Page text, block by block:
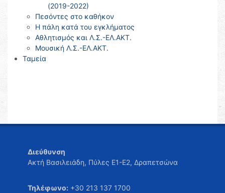
(2019-2022)
Πεσόντες στο καθήκον
Η πάλη κατά του εγκλήματος
Αθλητισμός και Λ.Σ.-ΕΛ.ΑΚΤ.
Μουσική Λ.Σ.-ΕΛ.ΑΚΤ.
Ταμεία
Διεύθυνση
Ακτή Βασιλειάδη, Πύλες Ε1-Ε2, Δραπετσώνα
Τηλέφωνο: +30 213 137 1700